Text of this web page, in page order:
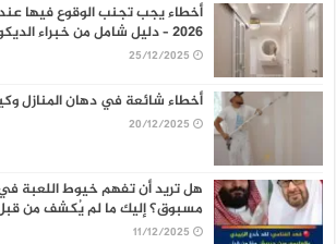
أخطاء يجب تجنب الوقوع فيها
2026 – دليل شامل من خبراء الديكور
25/12/2025
أخطاء شائعة في دهان المنازل
20/12/2025
هل تريد أن تفهم خيوط اللعبة
مسبوق؟ إليك ما لم يُكشف من
11/12/2025